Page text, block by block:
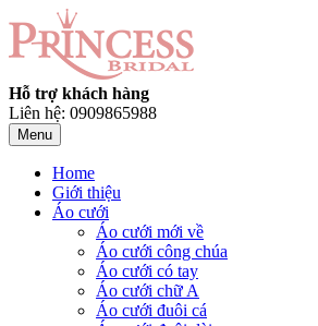
Hỗ trợ khách hàng
Liên hệ: 0909865988
Menu
Home
Giới thiệu
Áo cưới
Áo cưới mới về
Áo cưới công chúa
Áo cưới có tay
Áo cưới chữ A
Áo cưới đuôi cá